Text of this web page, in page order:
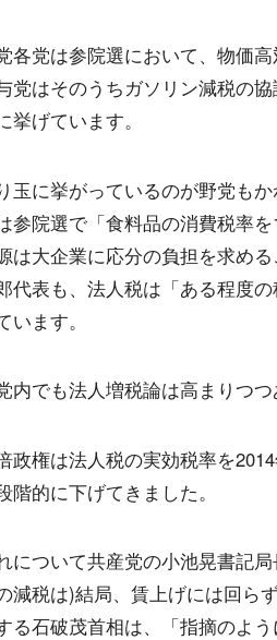
各党は参院選において、物価
党はそのうちガソリン減税の
挙げています。
玉に挙がっているのが野党も
参院選で「食料品の消費税率
は大企業に応分の負担を求め
代表も、法人税は「ある程度
います。
内でも法人増税論は高まりつ
政権は法人税の実効税率を
階的に下げてきました。
について共産党の小池晃書記
減税は)結局、賃上げには回ら
る石破茂首相は、「指摘のよ